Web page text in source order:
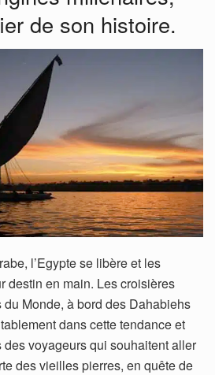
de son histoire.
l’Egypte se libère et les
destin en main. Les croisières
Monde, à bord des Dahabiehs
dans cette tendance et
des voyageurs qui souhaitent aller
des vieilles pierres, en quête de